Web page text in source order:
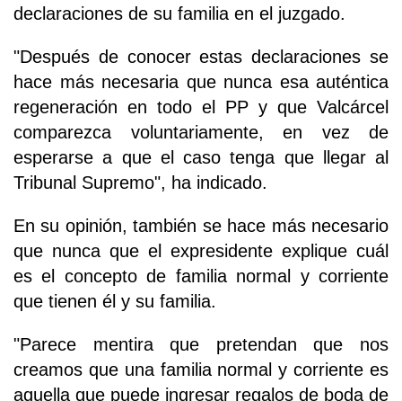
declaraciones de su familia en el juzgado.
"Después de conocer estas declaraciones se
hace más necesaria que nunca esa auténtica
regeneración en todo el PP y que Valcárcel
comparezca voluntariamente, en vez de
esperarse a que el caso tenga que llegar al
Tribunal Supremo", ha indicado.
En su opinión, también se hace más necesario
que nunca que el expresidente explique cuál
es el concepto de familia normal y corriente
que tienen él y su familia.
"Parece mentira que pretendan que nos
creamos que una familia normal y corriente es
aquella que puede ingresar regalos de boda de